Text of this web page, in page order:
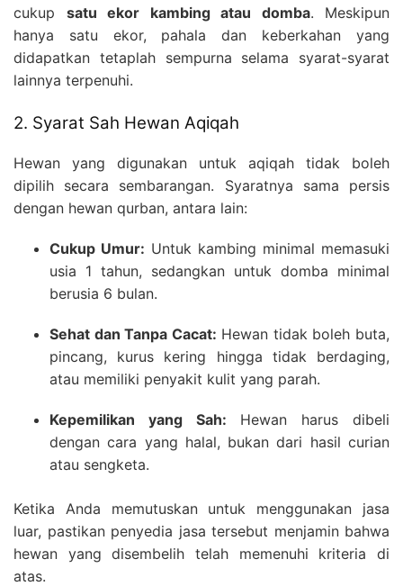
cukup satu ekor kambing atau domba. Meskipun
hanya satu ekor, pahala dan keberkahan yang
didapatkan tetaplah sempurna selama syarat-syarat
lainnya terpenuhi.
2. Syarat Sah Hewan Aqiqah
Hewan yang digunakan untuk aqiqah tidak boleh
dipilih secara sembarangan. Syaratnya sama persis
dengan hewan qurban, antara lain:
Cukup Umur: Untuk kambing minimal memasuki
usia 1 tahun, sedangkan untuk domba minimal
berusia 6 bulan.
Sehat dan Tanpa Cacat: Hewan tidak boleh buta,
pincang, kurus kering hingga tidak berdaging,
atau memiliki penyakit kulit yang parah.
Kepemilikan yang Sah: Hewan harus dibeli
dengan cara yang halal, bukan dari hasil curian
atau sengketa.
Ketika Anda memutuskan untuk menggunakan jasa
luar, pastikan penyedia jasa tersebut menjamin bahwa
hewan yang disembelih telah memenuhi kriteria di
atas.